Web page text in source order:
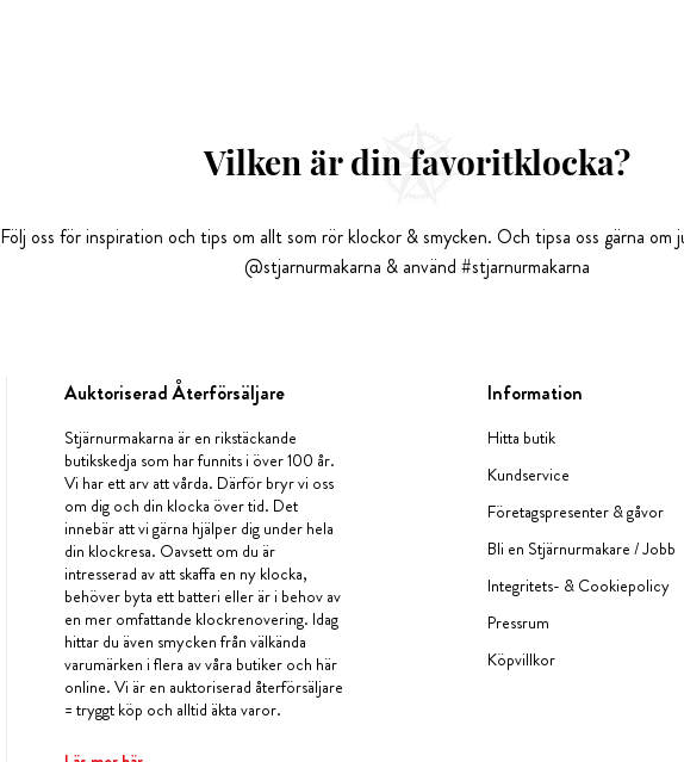
Vilken är din favoritklocka?
Följ oss för inspiration och tips om allt som rör klockor & smycken. Och tipsa oss gärna om
@stjarnurmakarna & använd #stjarnurmakarna
Auktoriserad Återförsäljare
Stjärnurmakarna är en rikstäckande
butikskedja som har funnits i över 100 år.
Vi har ett arv att vårda. Därför bryr vi oss
om dig och din klocka över tid. Det
innebär att vi gärna hjälper dig under hela
din klockresa. Oavsett om du är
intresserad av att skaffa en ny klocka,
behöver byta ett batteri eller är i behov av
en mer omfattande klockrenovering. Idag
hittar du även smycken från välkända
varumärken i flera av våra butiker och här
online. Vi är en auktoriserad återförsäljare
= tryggt köp och alltid äkta varor.
Information
Hitta butik
Kundservice
Företagspresenter & gåvor
Bli en Stjärnurmakare / Jobb
Integritets- & Cookiepolicy
Pressrum
Köpvillkor